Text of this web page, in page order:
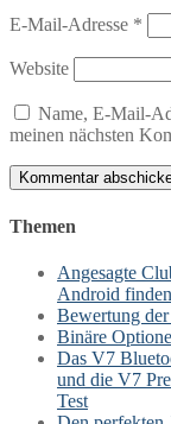
E-Mail-Adresse *
Website
Name, E-Mail-
meinen nächsten
Themen
Angesagte
Android finden
Bewertung
Binäre
Das V7
und die V7
Test